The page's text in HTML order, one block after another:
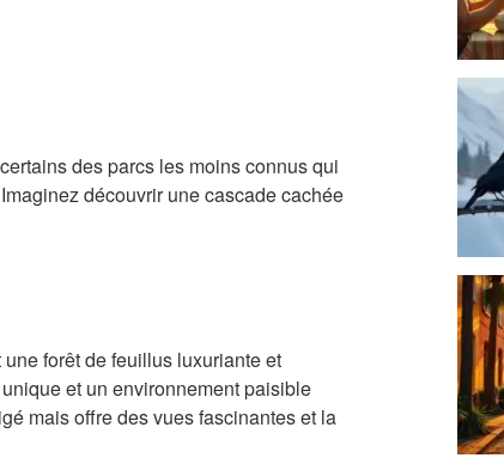
des parcs les moins connus qui
découvrir une cascade cachée
forêt de feuillus luxuriante et
et un environnement paisible
mais offre des vues fascinantes et la